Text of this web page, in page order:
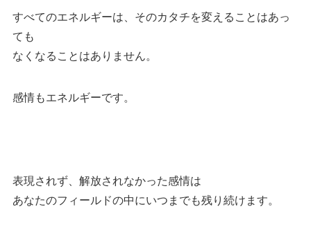
すべてのエネルギーは、そのカタチを変えることはあっ
ても
なくなることはありません。
感情もエネルギーです。
表現されず、解放されなかった感情は
あなたのフィールドの中にいつまでも残り続けます。